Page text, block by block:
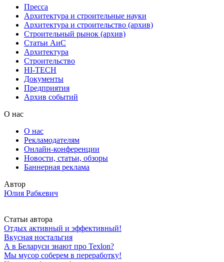
Пресса
Архитектура и строительные науки
Архитектура и строительство (архив)
Строительный рынок (архив)
Статьи АиС
Архитектура
Строительство
HI-TECH
Документы
Предприятия
Архив событий
О нас
О нас
Рекламодателям
Онлайн-конференции
Новости, статьи, обзоры
Баннерная реклама
Автор
Юлия Рабкевич
Статьи автора
Отдых активный и эффективный!
Вкусная ностальгия
А в Беларуси знают про Texlon?
Мы мусор соберем в переработку!